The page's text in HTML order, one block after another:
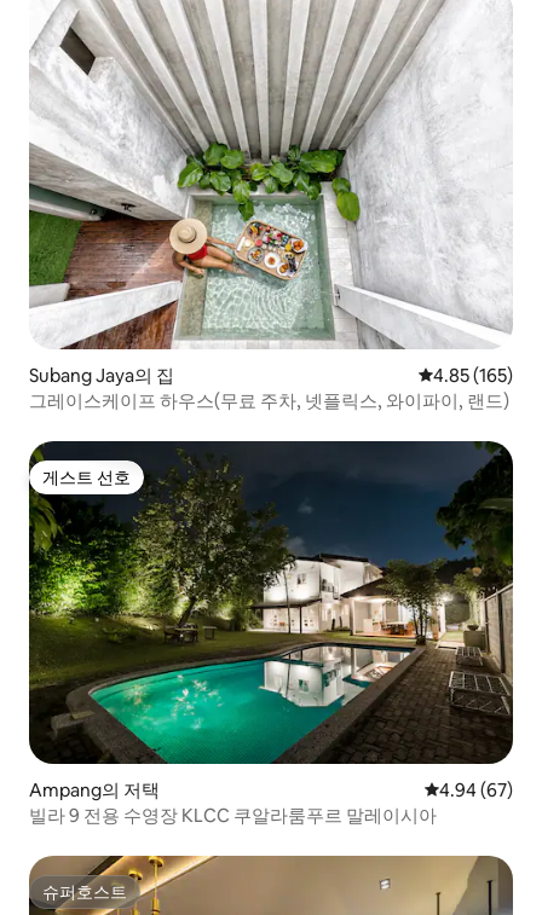
Subang Jaya의 집 평점 4.85점(5
4.85 (165)
그레이스케이프 하우스(무료 주차, 넷플릭스, 와이파이, 랜드)
게스트 선호
게스트 선호
Ampang의 저택 평점 4.94점(5
4.94 (67)
빌라 9 전용 수영장 KLCC 쿠알라룸푸르 말레이시아
슈퍼호스트
슈퍼호스트